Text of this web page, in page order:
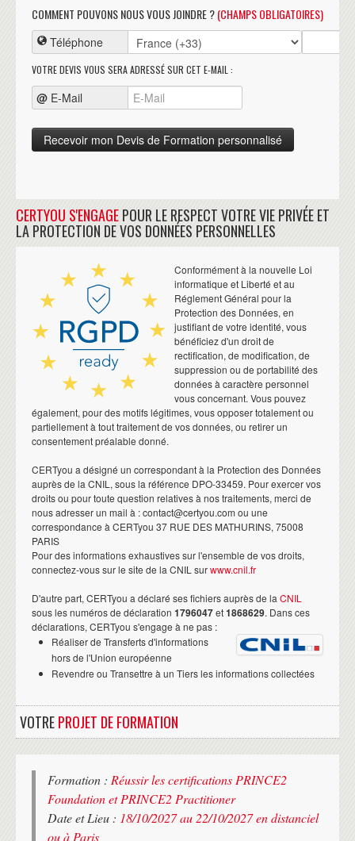
COMMENT POUVONS NOUS VOUS JOINDRE ?(CHAMPS OBLIGATOIRES)
Téléphone
VOTRE DEVIS VOUS SERA ADRESSÉ SUR CET E-MAIL :
@ E-Mail
CERTYOU S'ENGAGEPOUR LE RESPECT VOTRE VIE PRIVÉE ET
LA PROTECTION DE VOS DONNÉES PERSONNELLES
Conformément à la nouvelle Loi
informatique et Liberté et au
Réglement Général pour la
Protection des Données, en
justifiant de votre identité, vous
bénéficiez d'un droit de
rectification, de modification, de
suppression ou de portabilité des
données à caractère personnel
vous concernant. Vous pouvez
également, pour des motifs légitimes, vous opposer totalement ou
partiellement à tout traitement de vos données, ou retirer un
consentement préalable donné.
CERTyou a désigné un correspondant à la Protection des Données
auprès de la CNIL, sous la référence DPO-33459. Pour exercer vos
droits ou pour toute question relatives à nos traitements, merci de
nous adresser un mail à : contact@certyou.com ou une
correspondance à CERTyou 37 RUE DES MATHURINS, 75008
PARIS
Pour des informations exhaustives sur l'ensemble de vos droits,
connectez-vous sur le site de la CNIL surwww.cnil.fr
D'autre part, CERTyou a déclaré ses fichiers auprès de la CNIL
sous les numéros de déclaration 1796047et1868629. Dans ces
déclarations, CERTyou s'engage à ne pas :
Réaliser de Transferts d'informations
hors de l'Union européenne
Revendre ou Transettre à un Tiers les informations collectées
VOTREPROJET DE FORMATION
Formation : Réussir les certifications PRINCE2
Foundation et PRINCE2 Practitioner
Date et Lieu : 18/10/2027 au 22/10/2027 en distanciel
ou à Paris